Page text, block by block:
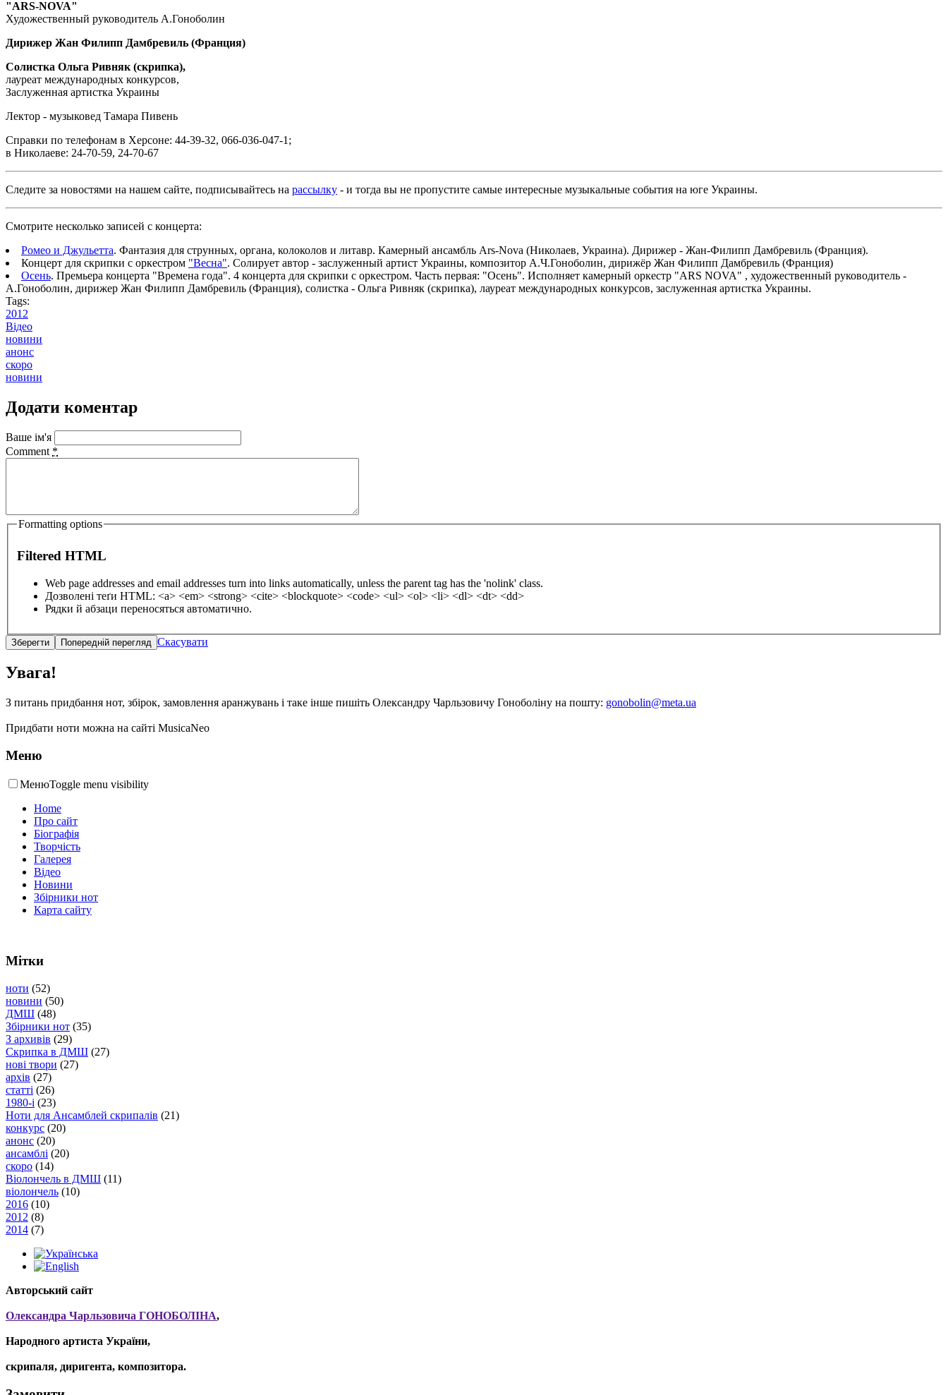
"ARS-NOVA"
Художественный руководитель А.Гоноболин
Дирижер Жан Филипп Дамбревиль (Франция)
Солистка Ольга Ривняк (скрипка),
лауреат международных конкурсов,
Заслуженная артистка Украины
Лектор - музыковед Тамара Пивень
Справки по телефонам в Херсоне: 44-39-32, 066-036-047-1;
в Николаеве: 24-70-59, 24-70-67
Следите за новостями на нашем сайте, подписывайтесь на рассылку - и тогда вы не пропустите самые интересные музыкальные события на юге Украины.
Смотрите несколько записей с концерта:
Ромео и Джульетта. Фантазия для струнных, органа, колоколов и литавр. Камерный ансамбль Ars-Nova (Николаев, Украина). Дирижер - Жан-Филипп Дамбревиль (Франция).
Концерт для скрипки с оркестром "Весна". Солирует автор - заслуженный артист Украины, композитор А.Ч.Гоноболин, дирижёр Жан Филипп Дамбревиль (Франция)
Осень. Премьера концерта "Времена года". 4 концерта для скрипки с оркестром. Часть первая: "Осень". Исполняет камерный оркестр "ARS NOVA" , художественный руководитель -
А.Гоноболин, дирижер Жан Филипп Дамбревиль (Франция), солистка - Ольга Ривняк (скрипка), лауреат международных конкурсов, заслуженная артистка Украины.
Tags:
2012
Відео
новини
анонс
скоро
новини
Додати коментар
Ваше ім'я
Comment *
Formatting options
Filtered HTML
Web page addresses and email addresses turn into links automatically, unless the parent tag has the 'nolink' class.
Дозволені теґи HTML: <a> <em> <strong> <cite> <blockquote> <code> <ul> <ol> <li> <dl> <dt> <dd>
Рядки й абзаци переносяться автоматично.
Скасувати
Увага!
З питань придбання нот, збірок, замовлення аранжувань і таке інше пишіть Олександру Чарльзовичу Гоноболіну на пошту: gonobolin@meta.ua
Придбати ноти можна на сайті MusicaNeo
Меню
МенюToggle menu visibility
Home
Про сайт
Біографія
Творчість
Галерея
Відео
Новини
Збірники нот
Карта сайту
Мітки
ноти (52)
новини (50)
ДМШ (48)
Збірники нот (35)
З архивів (29)
Скрипка в ДМШ (27)
нові твори (27)
архів (27)
статті (26)
1980-і (23)
Ноти для Ансамблей скрипалів (21)
конкурс (20)
анонс (20)
ансамблі (20)
скоро (14)
Віолончель в ДМШ (11)
віолончель (10)
2016 (10)
2012 (8)
2014 (7)
Авторський сайт
Олександра Чарльзовича ГОНОБОЛІНА,
Народного артиста України,
скрипаля, диригента, композитора.